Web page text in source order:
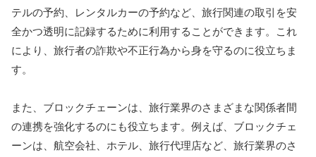
テルの予約、レンタルカーの予約など、旅行関連の取引を安
全かつ透明に記録するために利用することができます。これ
により、旅行者の詐欺や不正行為から身を守るのに役立ちま
す。
また、ブロックチェーンは、旅行業界のさまざまな関係者間
の連携を強化するのにも役立ちます。例えば、ブロックチェ
ーンは、航空会社、ホテル、旅行代理店など、旅行業界のさ